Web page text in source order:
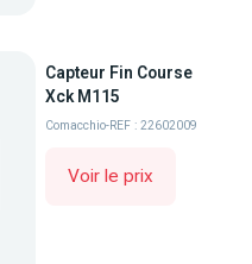
Capteur Fin Course
Xck M115
Comacchio-REF : 22602009
Voir le prix